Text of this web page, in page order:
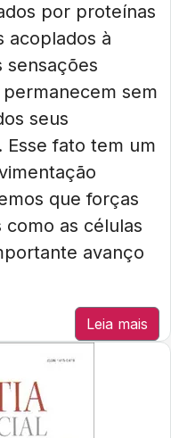
por proteínas
acoplados à
sensações
sem
seus
Esse fato tem um
que forças
as células
avanço
Leia mais